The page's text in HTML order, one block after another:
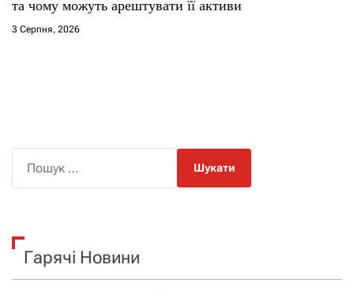
та чому можуть арештувати її активи
3 Серпня, 2026
к
Гарячі Новини